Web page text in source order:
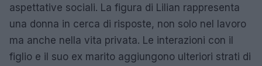
aspettative sociali. La figura di Lilian rappresenta
una donna in cerca di risposte, non solo nel lavoro
ma anche nella vita privata. Le interazioni con il
figlio e il suo ex marito aggiungono ulteriori strati di